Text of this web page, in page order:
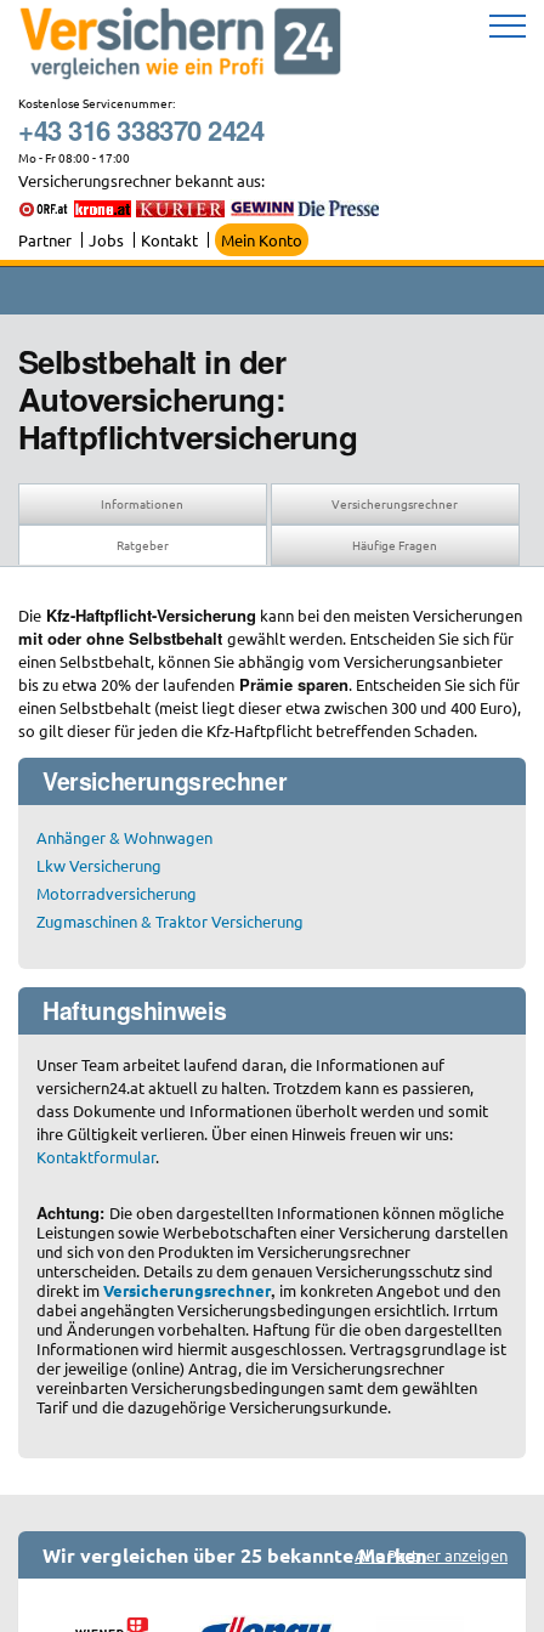
Zum
Inhalt
springen
Kostenlose Servicenummer:
+43 316 338370 2424
Mo - Fr 08:00 - 17:00
Versicherungsrechner bekannt aus:
Partner Jobs Kontakt Mein Konto
Selbstbehalt in der
Autoversicherung:
Haftpflichtversicherung
Informationen Versicherungsrechner
Ratgeber Häufige Fragen
Die Kfz-Haftpflicht-Versicherung kann bei den meisten Versicherungen
mit oder ohne Selbstbehalt gewählt werden. Entscheiden Sie sich für
einen Selbstbehalt, können Sie abhängig vom Versicherungsanbieter
bis zu etwa 20% der laufenden Prämie sparen. Entscheiden Sie sich für
einen Selbstbehalt (meist liegt dieser etwa zwischen 300 und 400 Euro),
so gilt dieser für jeden die Kfz-Haftpflicht betreffenden Schaden.
Versicherungsrechner
Anhänger & Wohnwagen
Lkw Versicherung
Motorradversicherung
Zugmaschinen & Traktor Versicherung
Haftungshinweis
Unser Team arbeitet laufend daran, die Informationen auf
versichern24.at aktuell zu halten. Trotzdem kann es passieren,
dass Dokumente und Informationen überholt werden und somit
ihre Gültigkeit verlieren. Über einen Hinweis freuen wir uns:
Kontaktformular.
Achtung: Die oben dargestellten Informationen können mögliche
Leistungen sowie Werbebotschaften einer Versicherung darstellen
und sich von den Produkten im Versicherungsrechner
unterscheiden. Details zu dem genauen Versicherungsschutz sind
direkt imVersicherungsrechner, im konkreten Angebot und den
dabei angehängten Versicherungsbedingungen ersichtlich. Irrtum
und Änderungen vorbehalten. Haftung für die oben dargestellten
Informationen wird hiermit ausgeschlossen. Vertragsgrundlage ist
der jeweilige (online) Antrag, die im Versicherungsrechner
vereinbarten Versicherungsbedingungen samt dem gewählten
Tarif und die dazugehörige Versicherungsurkunde.
Wir vergleichen über 25 bekannte MarkenAlle Partner anzeigen